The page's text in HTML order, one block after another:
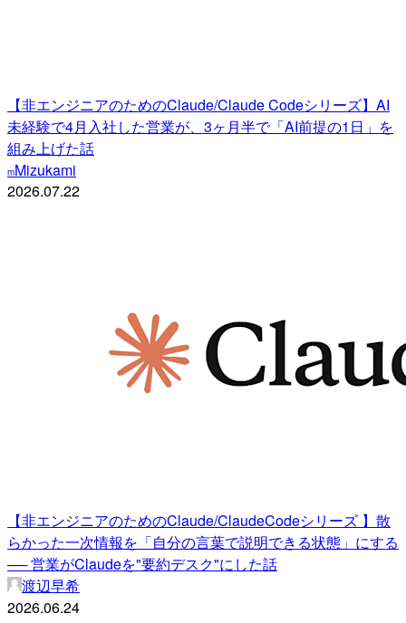
【非エンジニアのためのClaude/Claude Codeシリーズ】AI
未経験で4月入社した営業が、3ヶ月半で「AI前提の1日」を
組み上げた話
mMizukami
2026.07.22
【非エンジニアのためのClaude/ClaudeCodeシリーズ 】散
らかった一次情報を「自分の言葉で説明できる状態」にする
── 営業がClaudeを"要約デスク"にした話
渡辺早希
2026.06.24